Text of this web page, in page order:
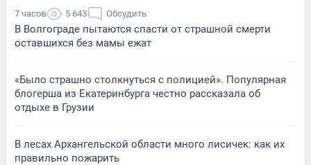
7 часов 5 643 Обсудить
В Волгограде пытаются спасти от страшной смерти
оставшихся без мамы ежат
«Было страшно столкнуться с полицией». Популярная
блогерша из Екатеринбурга честно рассказала об
отдыхе в Грузии
В лесах Архангельской области много лисичек: как их
правильно пожарить